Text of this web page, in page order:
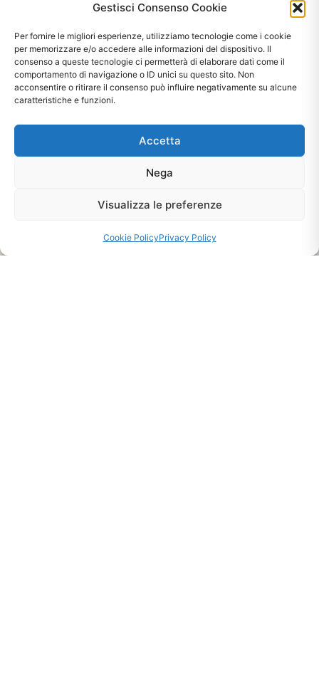
Gestisci Consenso Cookie
Per fornire le migliori esperienze, utilizziamo tecnologie come i cookie
per memorizzare e/o accedere alle informazioni del dispositivo. Il
consenso a queste tecnologie ci permetterà di elaborare dati come il
comportamento di navigazione o ID unici su questo sito. Non
acconsentire o ritirare il consenso può influire negativamente su alcune
caratteristiche e funzioni.
Accetta
Nega
Visualizza le preferenze
Cookie PolicyPrivacy Policy
Chiedi Informazioni E